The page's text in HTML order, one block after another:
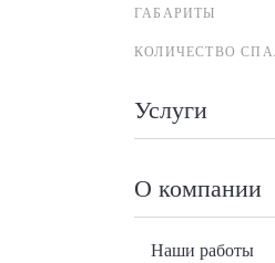
ГАБАРИТЫ
КОЛИЧЕСТВО
Услуги
О компании
Наши работы